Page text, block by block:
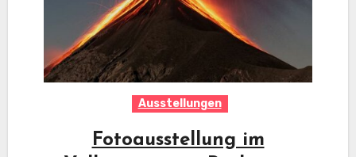
Ausstellungen
Fotoausstellung im